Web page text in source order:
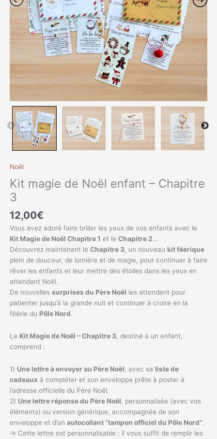
Noël
Kit magie de Noël enfant – Chapitre
3
12,00€
Vous avez adoré faire briller les yeux de vos enfants avec le
Kit Magie de Noël Chapitre 1 et le Chapitre 2…
Découvrez maintenant le Chapitre 3, un nouveau kit féerique
plein de douceur, de lumière et de magie, pour continuer à faire
rêver les enfants et leur mettre des étoiles dans les yeux en
attendant Noël.
De nouvelles surprises du Père Noël les attendent pour
patienter jusqu’à la grande nuit et continuer à croire en la
féérie du Pôle Nord.
Le Kit Magie de Noël – Chapitre 3, destiné à un enfant,
comprend :
1) Une lettre à envoyer au Père Noël, avec sa liste de
cadeaux à compléter et son enveloppe prête à poster à
l’adresse officielle du Père Noël.
2) Une lettre réponse du Père Noël, personnalisée (avec vos
éléments) ou version générique, accompagnée de son
enveloppe et d’un autocollant “tampon officiel du Pôle Nord”.
→ Cette lettre est personnalisable : il vous suffit de remplir les
3